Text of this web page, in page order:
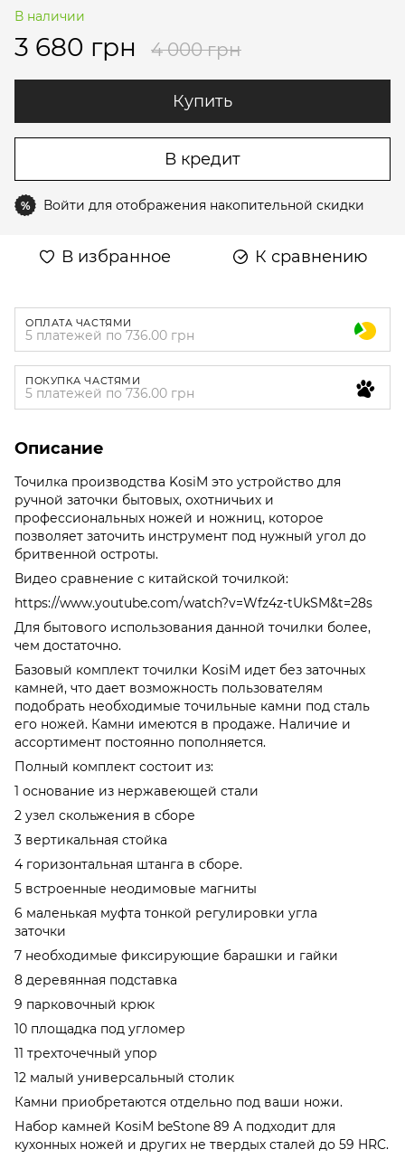
В наличии
3 680 грн 4 000 грн
Купить
В кредит
% Войти для отображения накопительной скидки
В избранное К сравнению
ОПЛАТА ЧАСТЯМИ
5 платежей по 736.00 грн
ПОКУПКА ЧАСТЯМИ
5 платежей по 736.00 грн
Описание
Точилка производства KosiM это устройство для
ручной заточки бытовых, охотничьих и
профессиональных ножей и ножниц, которое
позволяет заточить инструмент под нужный угол до
бритвенной остроты.
Видео сравнение с китайской точилкой:
https://www.youtube.com/watch?v=Wfz4z-tUkSM&t=28s
Для бытового использования данной точилки более,
чем достаточно.
Базовый комплект точилки KosiM идет без заточных
камней, что дает возможность пользователям
подобрать необходимые точильные камни под сталь
его ножей. Камни имеются в продаже. Наличие и
ассортимент постоянно пополняется.
Полный комплект состоит из:
1 основание из нержавеющей стали
2 узел скольжения в сборе
3 вертикальная стойка
4 горизонтальная штанга в сборе.
5 встроенные неодимовые магниты
6 маленькая муфта тонкой регулировки угла
заточки
7 необходимые фиксирующие барашки и гайки
8 деревянная подставка
9 парковочный крюк
10 площадка под угломер
11 трехточечный упор
12 малый универсальный столик
Камни приобретаются отдельно под ваши ножи.
Набор камней KosiM beStone 89 А подходит для
кухонных ножей и других не твердых сталей до 59 HRC.